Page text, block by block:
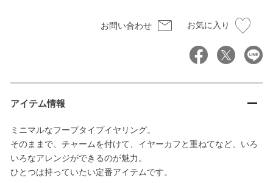
お問い合わせ お気に入り
アイテム情報
ミニマルなフープタイプイヤリング。
そのままで、チャームを付けて、イヤーカフと重ねてなど、いろ
いろなアレンジができるのが魅力。
ひとつは持っていたい定番アイテムです。